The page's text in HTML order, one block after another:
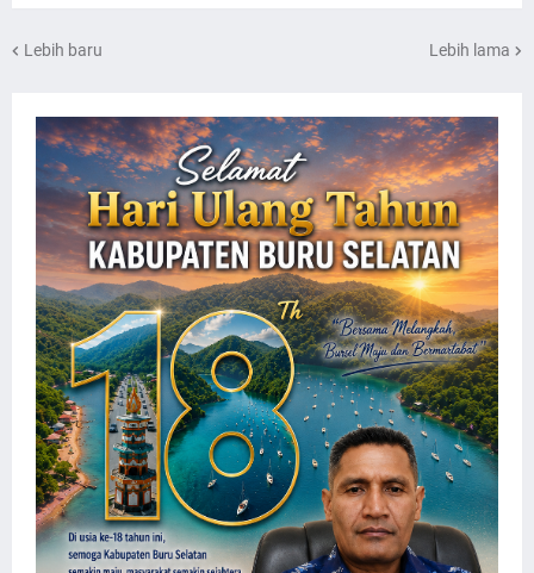
Lebih baru Lebih lama